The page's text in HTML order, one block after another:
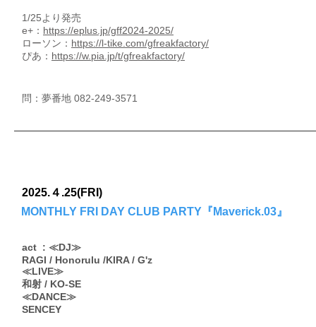
1/25より発売
e+： https://eplus.jp/gff2024-2025/
ローソン： https://l-tike.com/gfreakfactory/
ぴあ： https://w.pia.jp/t/gfreakfactory/
問：夢番地 082-249-3571
2025.４.25(FRI)
MONTHLY FRI DAY CLUB PARTY『Maverick.03』
act : ≪DJ≫
RAGI / Honorulu /KIRA / G'z
≪LIVE≫
和射 / KO-SE
≪DANCE≫
SENCEY